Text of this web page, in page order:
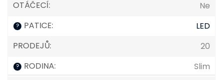
OTÁČECÍ: Ne
? PATICE:
LED
PRODEJŮ: 20
? RODINA:
Slim